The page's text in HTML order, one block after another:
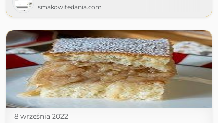
smakowitedania.com
8 września 2022